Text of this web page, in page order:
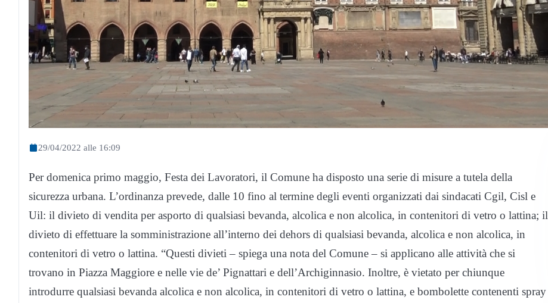
29/04/2022 alle 16:09
Per domenica primo maggio, Festa dei Lavoratori, il Comune ha disposto una serie di misure a tutela della
sicurezza urbana. L’ordinanza prevede, dalle 10 fino al termine degli eventi organizzati dai sindacati Cgil, Cisl e
Uil: il divieto di vendita per asporto di qualsiasi bevanda, alcolica e non alcolica, in contenitori di vetro o lattina; il
divieto di effettuare la somministrazione all’interno dei dehors di qualsiasi bevanda, alcolica e non alcolica, in
contenitori di vetro o lattina. “Questi divieti – spiega una nota del Comune – si applicano alle attività che si
trovano in Piazza Maggiore e nelle vie de’ Pignattari e dell’Archiginnasio. Inoltre, è vietato per chiunque
introdurre qualsiasi bevanda alcolica e non alcolica, in contenitori di vetro o lattina, e bombolette contenenti spray